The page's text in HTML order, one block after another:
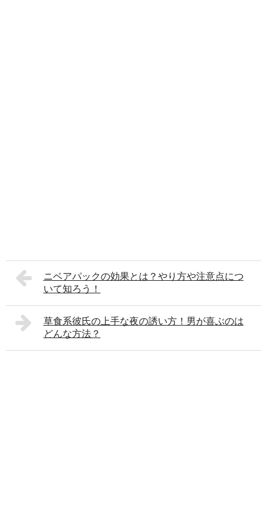
ニベアパックの効果とは？やり方や注意点につ
いて知ろう！
草食系彼氏の上手な夜の誘い方！男が喜ぶのは
どんな方法？